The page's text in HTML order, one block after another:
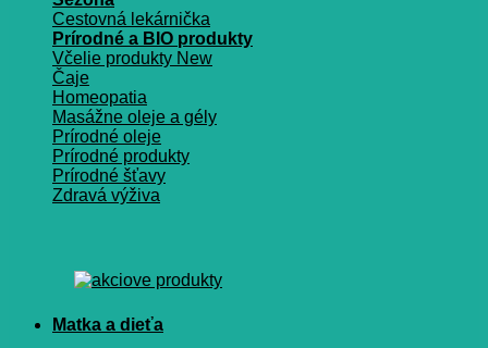
Cestovná lekárnička
Prírodné a BIO produkty
Včelie produkty
Čaje
Homeopatia
Masážne oleje a gély
Prírodné oleje
Prírodné produkty
Prírodné šťavy
Zdravá výživa
Matka a dieťa